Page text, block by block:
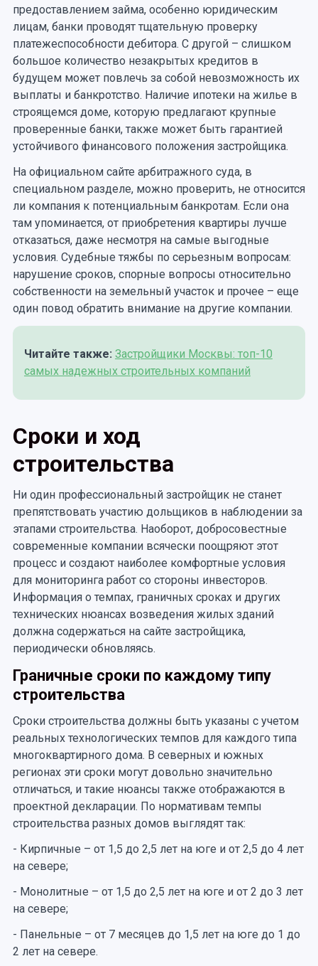
предоставлением займа, особенно юридическим
лицам, банки проводят тщательную проверку
платежеспособности дебитора. С другой – слишком
большое количество незакрытых кредитов в
будущем может повлечь за собой невозможность их
выплаты и банкротство. Наличие ипотеки на жилье в
строящемся доме, которую предлагают крупные
проверенные банки, также может быть гарантией
устойчивого финансового положения застройщика.
На официальном сайте арбитражного суда, в
специальном разделе, можно проверить, не относится
ли компания к потенциальным банкротам. Если она
там упоминается, от приобретения квартиры лучше
отказаться, даже несмотря на самые выгодные
условия. Судебные тяжбы по серьезным вопросам:
нарушение сроков, спорные вопросы относительно
собственности на земельный участок и прочее – еще
один повод обратить внимание на другие компании.
Читайте также: Застройщики Москвы: топ-10
самых надежных строительных компаний
Сроки и ход
строительства
Ни один профессиональный застройщик не станет
препятствовать участию дольщиков в наблюдении за
этапами строительства. Наоборот, добросовестные
современные компании всячески поощряют этот
процесс и создают наиболее комфортные условия
для мониторинга работ со стороны инвесторов.
Информация о темпах, граничных сроках и других
технических нюансах возведения жилых зданий
должна содержаться на сайте застройщика,
периодически обновляясь.
Граничные сроки по каждому типу
строительства
Сроки строительства должны быть указаны с учетом
реальных технологических темпов для каждого типа
многоквартирного дома. В северных и южных
регионах эти сроки могут довольно значительно
отличаться, и такие нюансы также отображаются в
проектной декларации. По нормативам темпы
строительства разных домов выглядят так:
- Кирпичные – от 1,5 до 2,5 лет на юге и от 2,5 до 4 лет
на севере;
- Монолитные – от 1,5 до 2,5 лет на юге и от 2 до 3 лет
на севере;
- Панельные – от 7 месяцев до 1,5 лет на юге до 1 до
2 лет на севере.